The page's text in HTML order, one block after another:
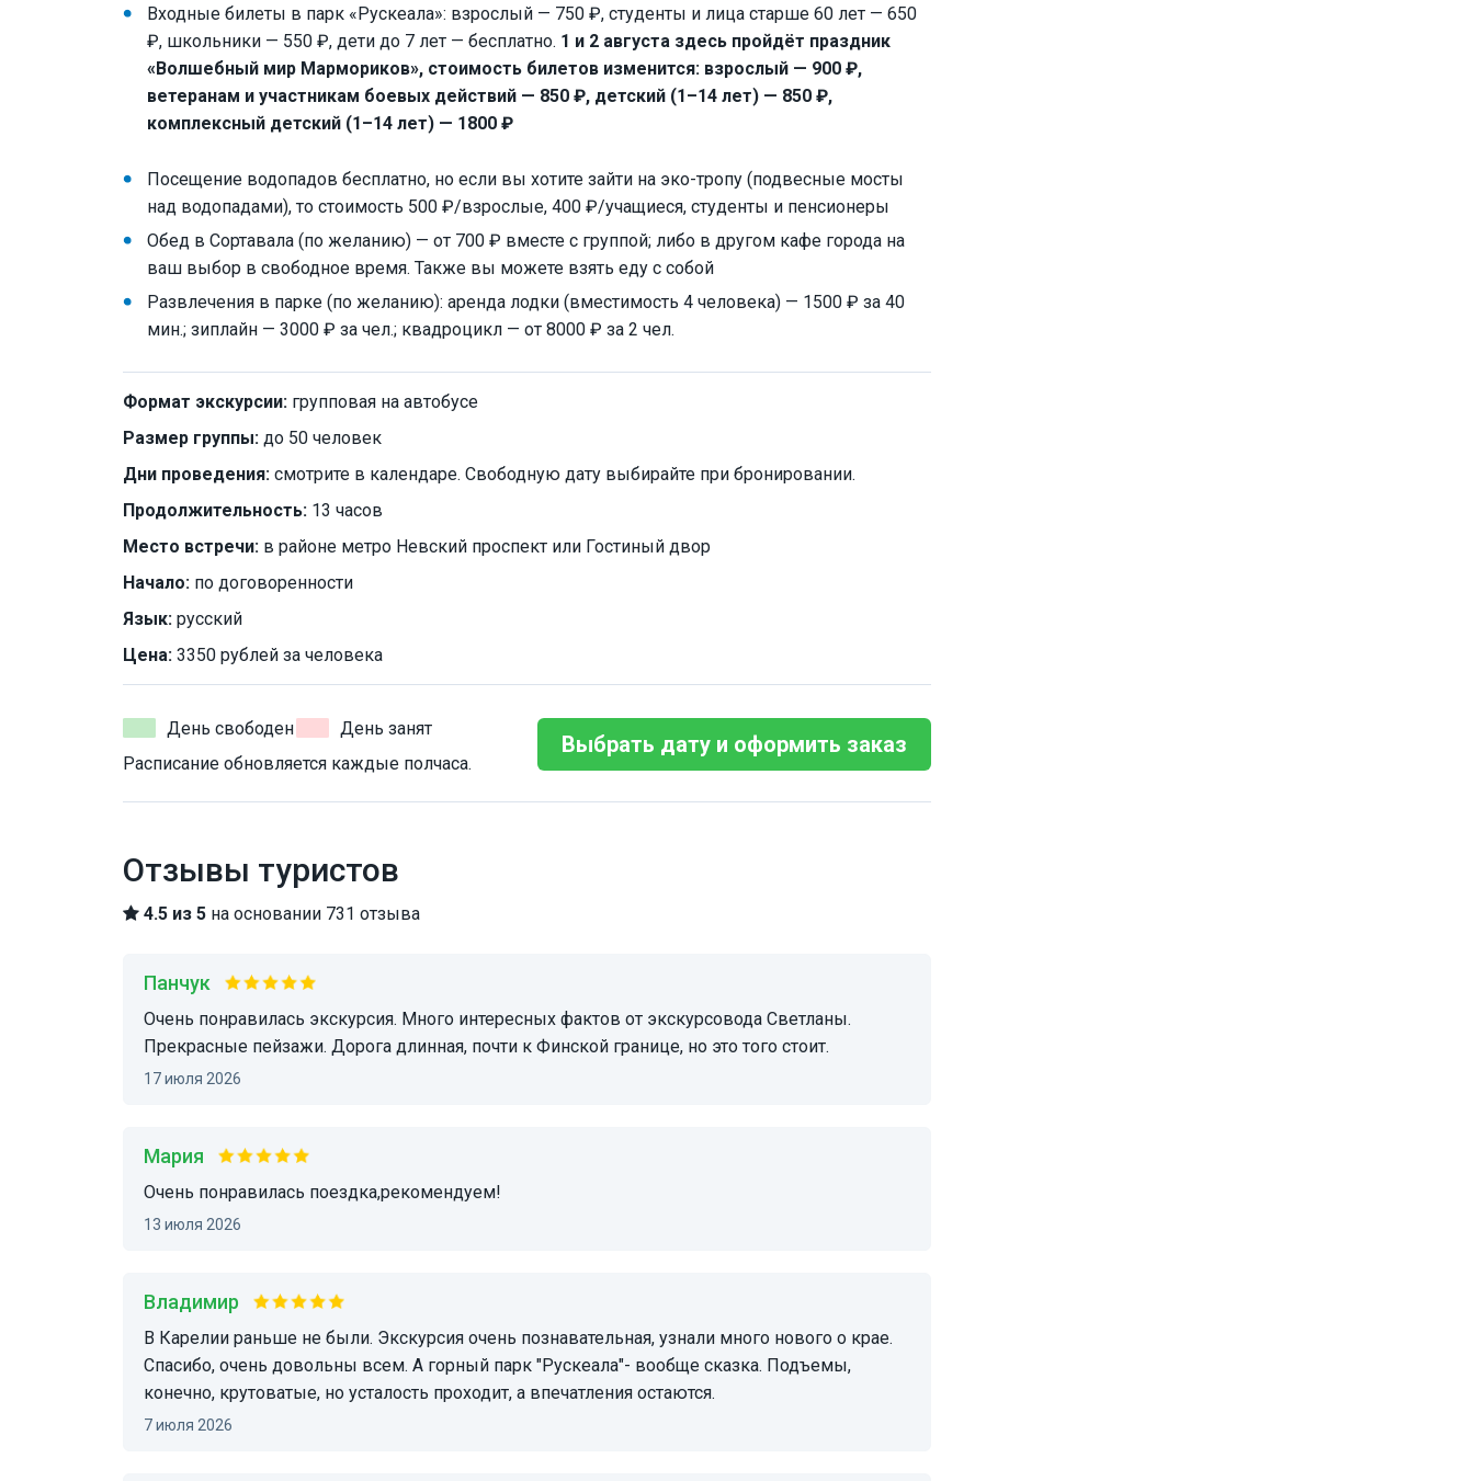
Входные билеты в парк «Рускеала»: взрослый — 750 ₽, студенты и лица старше 60 лет — 650
₽, школьники — 550 ₽, дети до 7 лет — бесплатно. 1 и 2 августа здесь пройдёт праздник
«Волшебный мир Мармориков», стоимость билетов изменится: взрослый — 900 ₽,
ветеранам и участникам боевых действий — 850 ₽, детский (1–14 лет) — 850 ₽,
комплексный детский (1–14 лет) — 1800 ₽
Посещение водопадов бесплатно, но если вы хотите зайти на эко-тропу (подвесные мосты
над водопадами), то стоимость 500 ₽/взрослые, 400 ₽/учащиеся, студенты и пенсионеры
Обед в Сортавала (по желанию) — от 700 ₽ вместе с группой; либо в другом кафе города на
ваш выбор в свободное время. Также вы можете взять еду с собой
Развлечения в парке (по желанию): аренда лодки (вместимость 4 человека) — 1500 ₽ за 40
мин.; зиплайн — 3000 ₽ за чел.; квадроцикл — от 8000 ₽ за 2 чел.
Формат экскурсии: групповая на автобусе
Размер группы: до 50 человек
Дни проведения: смотрите в календаре. Свободную дату выбирайте при бронировании.
Продолжительность: 13 часов
Место встречи: в районе метро Невский проспект или Гостиный двор
Начало: по договоренности
Язык: русский
Цена: 3350 рублей за человека
День свободен
День занят
Расписание обновляется каждые полчаса.
Выбрать дату и оформить заказ
Отзывы туристов
4.5 из 5 на основании 731 отзыва
Панчук
Очень понравилась экскурсия. Много интересных фактов от экскурсовода Светланы.
Прекрасные пейзажи. Дорога длинная, почти к Финской границе, но это того стоит.
17 июля 2026
Мария
очень понравилась поездка,рекомендуем!
13 июля 2026
Владимир
В Карелии раньше не были. Экскурсия очень познавательная, узнали много нового о крае.
Спасибо, очень довольны всем. А горный парк "Рускеала"- вообще сказка. Подъемы,
конечно, крутоватые, но усталость проходит, а впечатления остаются.
7 июля 2026